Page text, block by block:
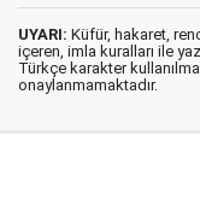
UYARI: Küfür, hakaret,
içeren, imla kuralları ile
Türkçe karakter
onaylanmamaktadır.